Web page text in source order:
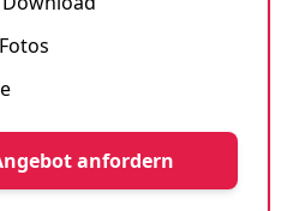
anfordern